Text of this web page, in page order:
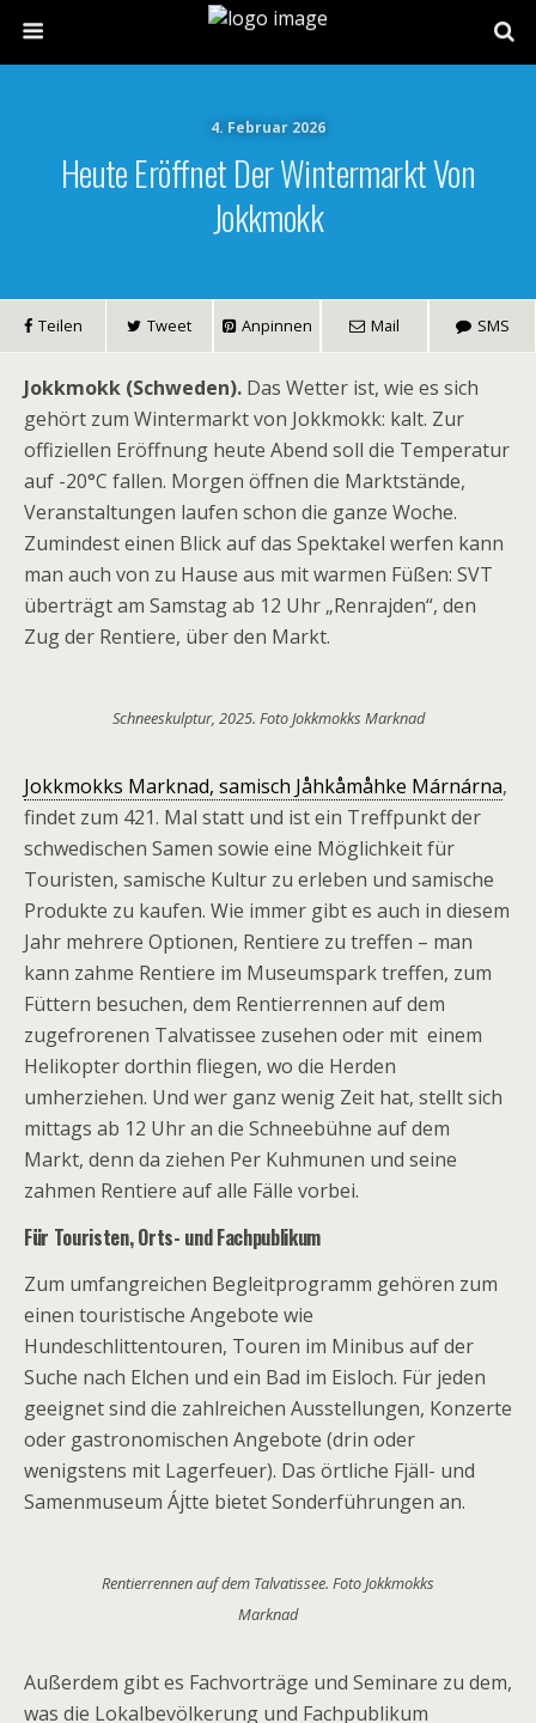
4. Februar 2026
Heute Eröffnet Der Wintermarkt Von
Jokkmokk
Teilen Tweet Anpinnen Mail SMS
Jokkmokk (Schweden). Das Wetter ist, wie es sich
gehört zum Wintermarkt von Jokkmokk: kalt. Zur
offiziellen Eröffnung heute Abend soll die Temperatur
auf -20°C fallen. Morgen öffnen die Marktstände,
Veranstaltungen laufen schon die ganze Woche.
Zumindest einen Blick auf das Spektakel werfen kann
man auch von zu Hause aus mit warmen Füßen: SVT
überträgt am Samstag ab 12 Uhr „Renrajden“, den
Zug der Rentiere, über den Markt.
Schneeskulptur, 2025. Foto Jokkmokks Marknad
Jokkmokks Marknad, samisch Jåhkåmåhke Márnárna,
findet zum 421. Mal statt und ist ein Treffpunkt der
schwedischen Samen sowie eine Möglichkeit für
Touristen, samische Kultur zu erleben und samische
Produkte zu kaufen. Wie immer gibt es auch in diesem
Jahr mehrere Optionen, Rentiere zu treffen – man
kann zahme Rentiere im Museumspark treffen, zum
Füttern besuchen, dem Rentierrennen auf dem
zugefrorenen Talvatissee zusehen oder mit einem
Helikopter dorthin fliegen, wo die Herden
umherziehen. Und wer ganz wenig Zeit hat, stellt sich
mittags ab 12 Uhr an die Schneebühne auf dem
Markt, denn da ziehen Per Kuhmunen und seine
zahmen Rentiere auf alle Fälle vorbei.
Für Touristen, Orts- und Fachpublikum
Zum umfangreichen Begleitprogramm gehören zum
einen touristische Angebote wie
Hundeschlittentouren, Touren im Minibus auf der
Suche nach Elchen und ein Bad im Eisloch. Für jeden
geeignet sind die zahlreichen Ausstellungen, Konzerte
oder gastronomischen Angebote (drin oder
wenigstens mit Lagerfeuer). Das örtliche Fjäll- und
Samenmuseum Ájtte bietet Sonderführungen an.
Rentierrennen auf dem Talvatissee. Foto Jokkmokks
Marknad
Außerdem gibt es Fachvorträge und Seminare zu dem,
was die Lokalbevölkerung und Fachpublikum